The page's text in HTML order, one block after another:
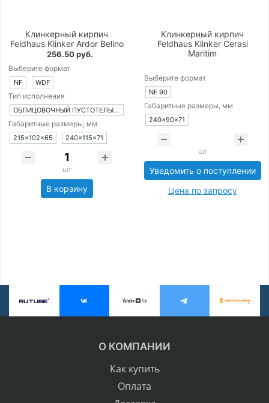
Клинкерный кирпич
Feldhaus Klinker Ardor Belino
256.50 руб.
Выберите формат
NF WDF
Тип исполнения
ОБЛИЦОВОЧНЫЙ ПУСТОТЕЛЫЙ КИРПИЧ
Габаритные размеры, мм
215×102×65 240×115×71
шт
В корзину
Клинкерный кирпич
Feldhaus Klinker Cerasi
Maritim
Выберите формат
NF 90
Габаритные размеры, мм
240×90×71
шт
Уведомить о поступлении
Цена по запросу
О КОМПАНИИ
Как купить
Оплата